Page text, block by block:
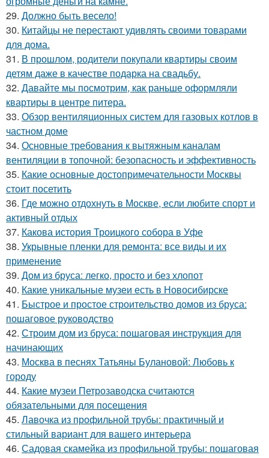
29. Должно быть весело!
30. Китайцы не перестают удивлять своими товарами
для дома.
31. В прошлом, родители покупали квартиры своим
детям даже в качестве подарка на свадьбу.
32. Давайте мы посмотрим, как раньше оформляли
квартиры в центре питера.
33. Обзор вентиляционных систем для газовых котлов в
частном доме
34. Основные требования к вытяжным каналам
вентиляции в топочной: безопасность и эффективность
35. Какие основные достопримечательности Москвы
стоит посетить
36. Где можно отдохнуть в Москве, если любите спорт и
активный отдых
37. Какова история Троицкого собора в Уфе
38. Укрывные пленки для ремонта: все виды и их
применение
39. Дом из бруса: легко, просто и без хлопот
40. Какие уникальные музеи есть в Новосибирске
41. Быстрое и простое строительство домов из бруса:
пошаговое руководство
42. Строим дом из бруса: пошаговая инструкция для
начинающих
43. Москва в песнях Татьяны Булановой: Любовь к
городу
44. Какие музеи Петрозаводска считаются
обязательными для посещения
45. Лавочка из профильной трубы: практичный и
стильный вариант для вашего интерьера
46. Садовая скамейка из профильной трубы: пошаговая